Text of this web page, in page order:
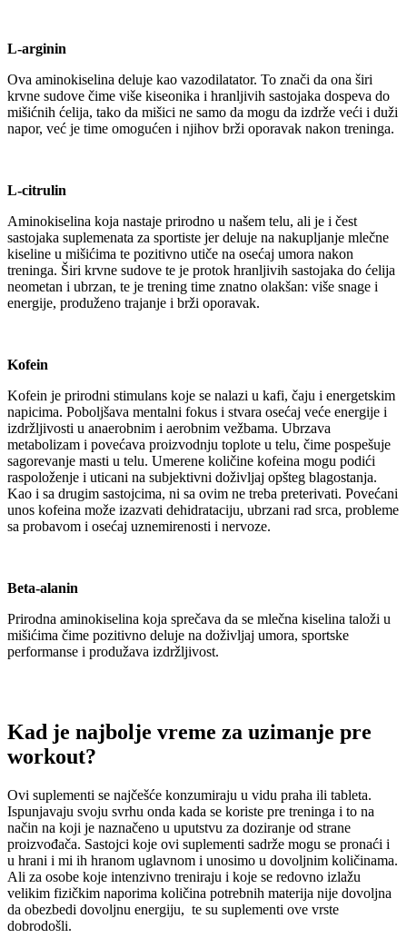
L-arginin
Ova aminokiselina deluje kao vazodilatator. To znači da ona širi
krvne sudove čime više kiseonika i hranljivih sastojaka dospeva do
mišićnih ćelija, tako da mišici ne samo da mogu da izdrže veći i duži
napor, već je time omogućen i njihov brži oporavak nakon treninga.
L-citrulin
Aminokiselina koja nastaje prirodno u našem telu, ali je i čest
sastojaka suplemenata za sportiste jer deluje na nakupljanje mlečne
kiseline u mišićima te pozitivno utiče na osećaj umora nakon
treninga. Širi krvne sudove te je protok hranljivih sastojaka do ćelija
neometan i ubrzan, te je trening time znatno olakšan: više snage i
energije, produženo trajanje i brži oporavak.
Kofein
Kofein je prirodni stimulans koje se nalazi u kafi, čaju i energetskim
napicima. Poboljšava mentalni fokus i stvara osećaj veće energije i
izdržljivosti u anaerobnim i aerobnim vežbama. Ubrzava
metabolizam i povećava proizvodnju toplote u telu, čime pospešuje
sagorevanje masti u telu. Umerene količine kofeina mogu podići
raspoloženje i uticani na subjektivni doživljaj opšteg blagostanja.
Kao i sa drugim sastojcima, ni sa ovim ne treba preterivati. Povećani
unos kofeina može izazvati dehidrataciju, ubrzani rad srca, probleme
sa probavom i osećaj uznemirenosti i nervoze.
Beta-alanin
Prirodna aminokiselina koja sprečava da se mlečna kiselina taloži u
mišićima čime pozitivno deluje na doživljaj umora, sportske
performanse i produžava izdržljivost.
Kad je najbolje vreme za uzimanje pre
workout?
Ovi suplementi se najčešće konzumiraju u vidu praha ili tableta.
Ispunjavaju svoju svrhu onda kada se koriste pre treninga i to na
način na koji je naznačeno u uputstvu za doziranje od strane
proizvođača. Sastojci koje ovi suplementi sadrže mogu se pronaći i
u hrani i mi ih hranom uglavnom i unosimo u dovoljnim količinama.
Ali za osobe koje intenzivno treniraju i koje se redovno izlažu
velikim fizičkim naporima količina potrebnih materija nije dovoljna
da obezbedi dovoljnu energiju, te su suplementi ove vrste
dobrodošli.